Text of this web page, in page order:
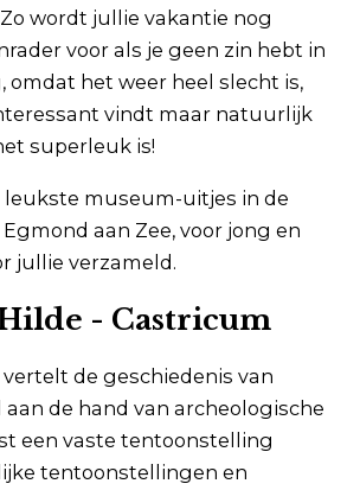
wordt jullie vakantie nog
voor als je geen zin hebt in
omdat het weer heel slecht is,
vindt maar natuurlijk
superleuk is!
leukste museum-uitjes in de
aan Zee, voor jong en
jullie verzameld.
- Castricum
de geschiedenis van
de hand van archeologische
een vaste tentoonstelling
tentoonstellingen en